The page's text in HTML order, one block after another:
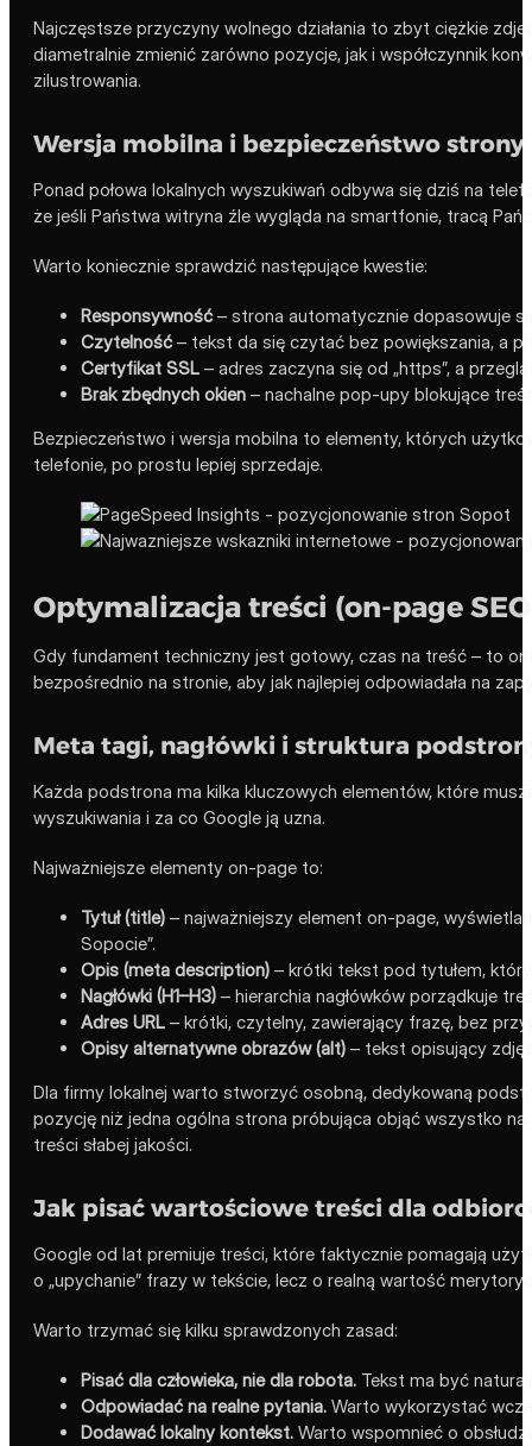
Najczęstsze przyczyny wolnego działania to zbyt ciężkie
diametralnie zmienić zarówno pozycje, jak i współczynnik
zilustrowania.
Wersja mobilna i bezpieczeństwo strony
Ponad połowa lokalnych wyszukiwań odbywa się dziś na
że jeśli Państwa witryna źle wygląda na smartfonie, tracą
Warto koniecznie sprawdzić następujące kwestie:
Responsywność– strona automatycznie dopasowuje
Czytelność– tekst da się czytać bez powiększania, a
Certyfikat SSL – adres zaczyna się od „https”, a
Brak zbędnych okien – nachalne pop-upy blokujące
Bezpieczeństwo i wersja mobilna to elementy, których
telefonie, po prostu lepiej sprzedaje.
Optymalizacja treści (on-page
Gdy fundament techniczny jest gotowy, czas na treść – to
bezpośrednio na stronie, aby jak najlepiej odpowiadała na
Meta tagi, nagłówki i struktura
Każda podstrona ma kilka kluczowych elementów, które
wyszukiwania i za co Google ją uzna.
Najważniejsze elementy on-page to:
Tytuł (title) – najważniejszy element on-page,
Sopocie”.
Opis (meta description) – krótki tekst pod tytułem,
Nagłówki (H1–H3) – hierarchia nagłówków porządkuje
Adres URL – krótki, czytelny, zawierający frazę, bez
Opisy alternatywne obrazów (alt) – tekst opisujący
Dla firmy lokalnej warto stworzyć osobną, dedykowaną
pozycję niż jedna ogólna strona próbująca objąć wszystko
treści słabej jakości.
Jak pisać wartościowe treści dla
Google od lat premiuje treści, które faktycznie pomagają
o „upychanie” frazy w tekście, lecz o realną wartość
Warto trzymać się kilku sprawdzonych zasad:
Pisać dla człowieka, nie dla robota. Tekst ma być
Odpowiadać na realne pytania. Warto wykorzystać
Dodawać lokalny kontekst. Warto wspomnieć o